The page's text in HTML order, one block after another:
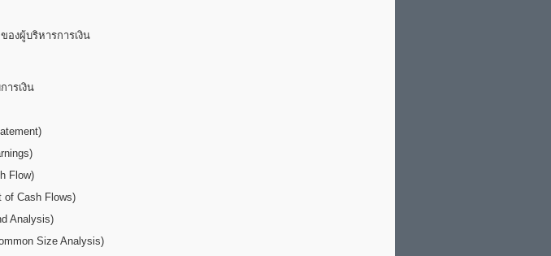
งผู้บริหารการเงิน
รเงิน
Flow)
of Cash Flows)
Analysis)
Size Analysis)